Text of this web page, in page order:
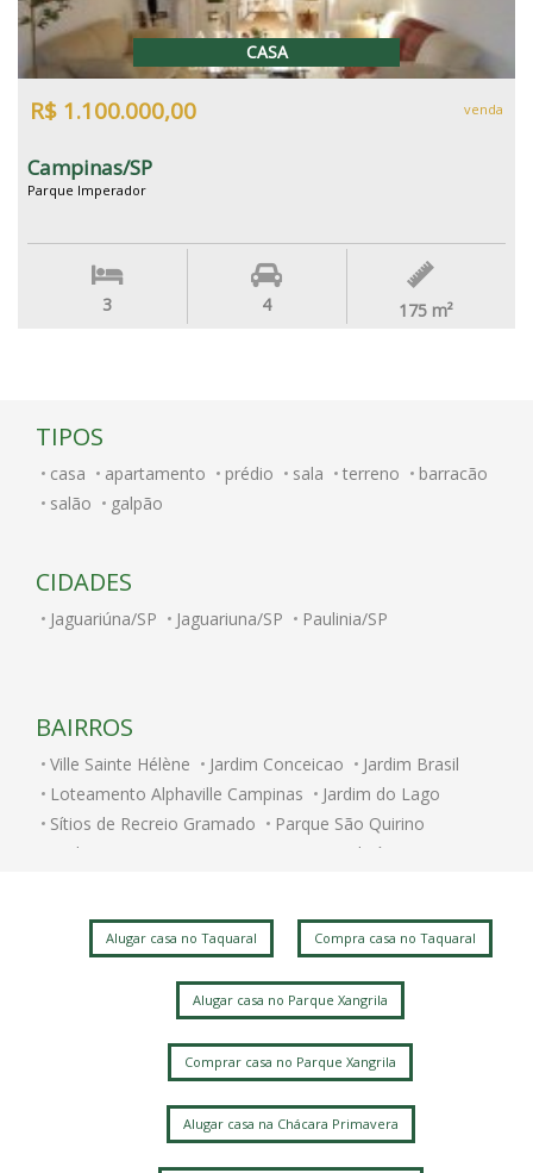
CASA
R$ 1.100.000,00 venda
Campinas/SP
Parque Imperador
3 4 175 m²
TIPOS
casa apartamento prédio sala terreno
barracão
salão
galpão
CIDADES
Jaguariúna/SP Jaguariuna/SP Paulinia/SP
BAIRROS
Ville Sainte Hélène Jardim Conceicao
Jardim Brasil
Loteamento Alphaville Campinas
Jardim do Lago
Sítios de Recreio Gramado
Parque São Quirino
Jardim Itatinga
Cambuí
Jardim dos Oliveiras
Jardim do Trevo
Taquaral
Parque Xangrilá
Jardim Bom Retiro
Jardim Santa Genebra
Alugar casa no Taquaral Compra casa no Taquaral
Alugar casa no Parque Xangrila
Comprar casa no Parque Xangrila
Alugar casa na Chácara Primavera